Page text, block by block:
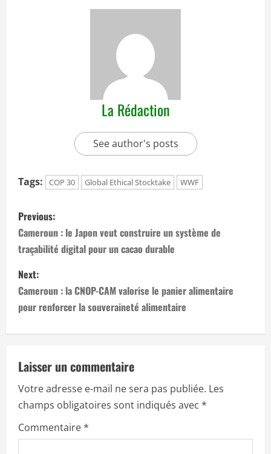
La Rédaction
See author's posts
Tags: COP 30 Global Ethical Stocktake WWF
P
o
s
t
n
a
v
i
g
a
Previous:
Cameroun : le Japon veut construire un système de
traçabilité digital pour un cacao durable
Next:
Cameroun : la CNOP-CAM valorise le panier alimentaire
pour renforcer la souveraineté alimentaire
Laisser un commentaire
Votre adresse e-mail ne sera pas publiée. Les
champs obligatoires sont indiqués avec *
Commentaire*